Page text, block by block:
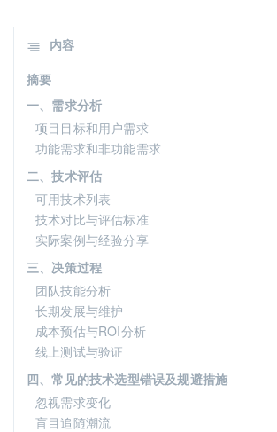
内容
摘要
一、需求分析
项目目标和用户需求
功能需求和非功能需求
二、技术评估
可用技术列表
技术对比与评估标准
实际案例与经验分享
三、决策过程
团队技能分析
长期发展与维护
成本预估与ROI分析
线上测试与验证
四、常见的技术选型错误及规避措施
忽视需求变化
盲目追随潮流